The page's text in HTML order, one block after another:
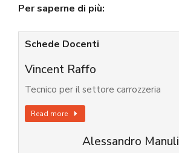
Per saperne di più:
Schede Docenti
Vincent Raffo
Tecnico per il settore carrozzeria
Read more
Alessandro Manuli